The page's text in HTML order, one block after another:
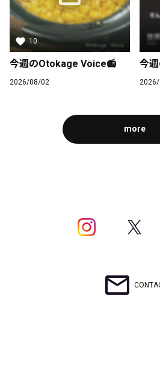
今週のOtokage
この記事は有料会員
10
今週のOtokage Voice📻
2026/08/02
今
more